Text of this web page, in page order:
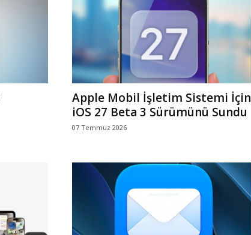
Apple Mobil İşletim Sistemi İçin
iOS 27 Beta 3 Sürümünü Sundu
07 Temmuz 2026